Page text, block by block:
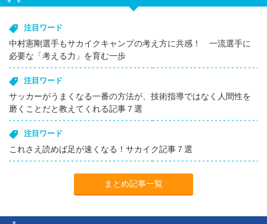
注目ワード
中村憲剛選手もサカイクキャンプの考え方に共感！ 一流選手に
必要な「考える力」を育む一歩
注目ワード
サッカーがうまくなる一番の方法が、技術指導ではなく人間性を
磨くことだと教えてくれる記事７選
注目ワード
これさえ読めば足が速くなる！サカイク記事７選
まとめ記事一覧